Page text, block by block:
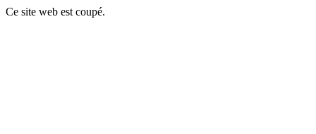
Ce site web est coupé.